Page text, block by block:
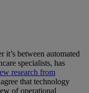
between automated
specialists, has
research from
that technology
of operational